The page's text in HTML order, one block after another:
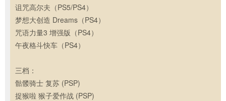
诅咒高尔夫（PS5/PS4）
梦想大创造 Dreams（PS4）
咒语力量3 增强版（PS4）
午夜格斗快车（PS4）
三档：
骷髅骑士 复苏 (PSP)
捉猴啦 猴子爱作战 (PSP)